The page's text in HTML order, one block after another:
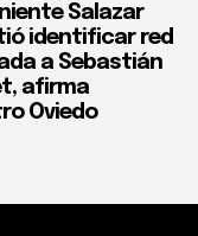
Salazar
identificar red
a Sebastián
afirma
Oviedo